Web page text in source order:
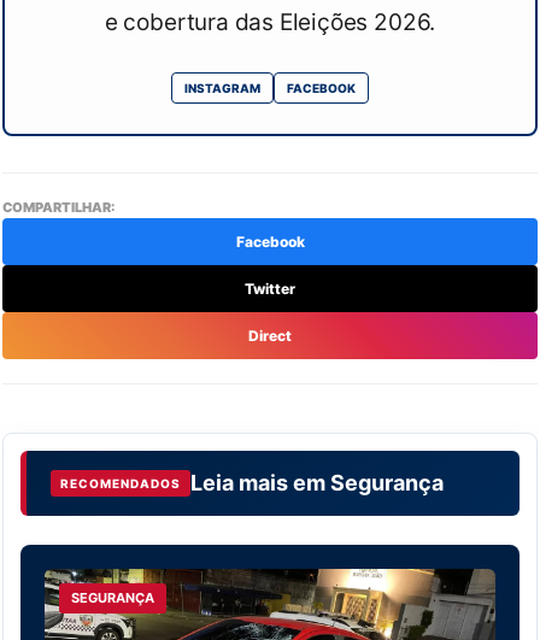
e cobertura das Eleições 2026.
INSTAGRAM FACEBOOK
COMPARTILHAR:
Facebook
Twitter
Direct
RECOMENDADOS Leia mais emSegurança
SEGURANÇA